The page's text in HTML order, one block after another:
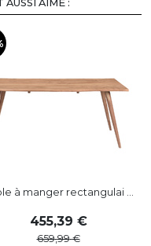
AUSSI AIMÉ :
à manger rectangulai ...
455,39
659,99